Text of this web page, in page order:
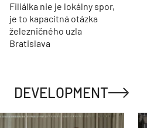
Filiálka nie je lokálny spor,
je to kapacitná otázka
železničného uzla
Bratislava
DEVELOPMENT